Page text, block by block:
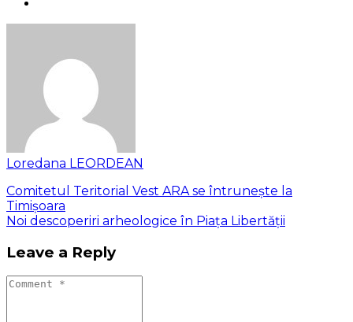
Loredana LEORDEAN
Comitetul Teritorial Vest ARA se întrunește la
Timișoara
Noi descoperiri arheologice în Piața Libertății
Leave a Reply